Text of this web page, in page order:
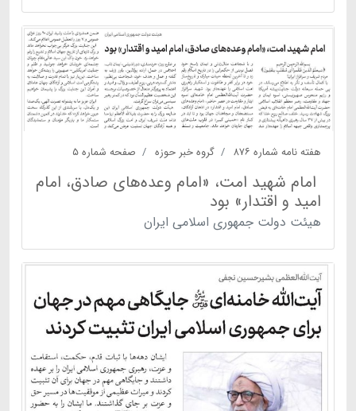
هفته نامه شماره ۸۷۶ گروه خبر حوزه صفحه شماره ۵
امام شهید امت، «امام وعده‌های صادق، امام
امید و اقتدار» بود
هیئت دولت جمهوری اسلامی ایران